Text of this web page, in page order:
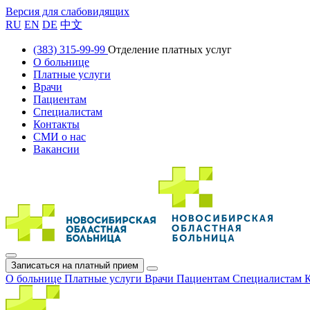
Версия для слабовидящих
RU EN DE 中文
(383) 315-99-99 Отделение платных услуг
О больнице
Платные услуги
Врачи
Пациентам
Специалистам
Контакты
СМИ о нас
Вакансии
Записаться на платный прием
О больнице Платные услуги Врачи Пациентам Специалистам